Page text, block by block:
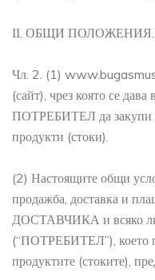
ІІ. ОБЩИ
Чл. 2. (1)
(сайт), чрез която се
ПОТРЕБИТЕЛ да
продукти (стоки).
(2) Настоящите общи
продажба, доставка и
ДОСТАВЧИКА и всяко
(“ПОТРЕБИТЕЛ”), което
продуктите (стоките),